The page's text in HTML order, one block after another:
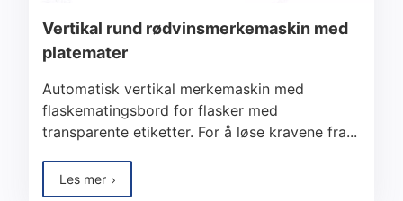
Vertikal rund rødvinsmerkemaskin med
platemater
Automatisk vertikal merkemaskin med
flaskematingsbord for flasker med
transparente etiketter. For å løse kravene fra...
Les mer